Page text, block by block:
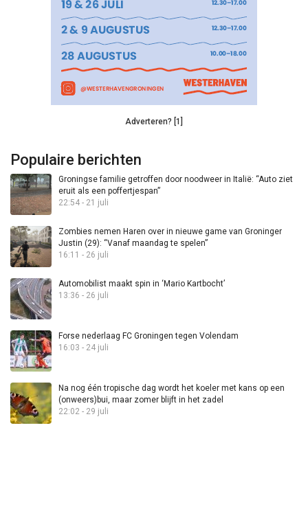
Adverteren? [1]
Populaire berichten
Groningse familie getroffen door noodweer in Italië: “Auto ziet
eruit als een poffertjespan”
22:54 - 21 juli
Zombies nemen Haren over in nieuwe game van Groninger
Justin (29): “Vanaf maandag te spelen”
16:11 - 26 juli
Automobilist maakt spin in ‘Mario Kartbocht’
13:36 - 26 juli
Forse nederlaag FC Groningen tegen Volendam
16:03 - 24 juli
Na nog één tropische dag wordt het koeler met kans op een
(onweers)bui, maar zomer blijft in het zadel
22:02 - 29 juli